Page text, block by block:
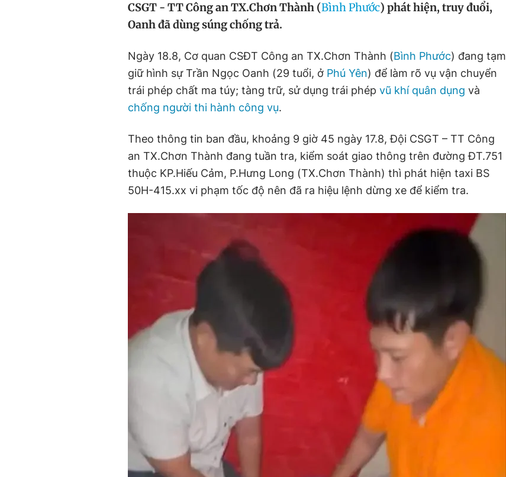
CSGT - TT Công an TX.Chơn Thành (Bình Phước) phát hiện, truy đuổi,
Oanh đã dùng súng chống trả.
Ngày 18.8, Cơ quan CSĐT Công an TX.Chơn Thành (Bình Phước) đang tạm
giữ hình sự Trần Ngọc Oanh (29 tuổi, ở Phú Yên) để làm rõ vụ vận chuyển
trái phép chất ma túy; tàng trữ, sử dụng trái phép vũ khí quân dụng và
chống người thi hành công vụ.
Theo thông tin ban đầu, khoảng 9 giờ 45 ngày 17.8, Đội CSGT – TT Công
an TX.Chơn Thành đang tuần tra, kiểm soát giao thông trên đường ĐT.751
thuộc KP.Hiếu Cảm, P.Hưng Long (TX.Chơn Thành) thì phát hiện taxi BS
50H-415.xx vi phạm tốc độ nên đã ra hiệu lệnh dừng xe để kiểm tra.